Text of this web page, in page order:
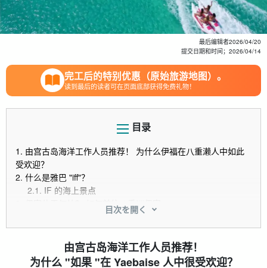
最后编辑者2026/04/20
提交日期和时间； 2026/04/14
完工后的特别优惠（原始旅游地图）。
读到最后的读者可在页面底部获得免费礼物！
目录
1. 由宫古岛海洋工作人员推荐！ 为什么伊福在八重濑人中如此
受欢迎？
2. 什么是雅巴 "iff"？
2.1. IF 的海上景点
伊富位于何处？ 如何前往八重洲伊富
推荐的八重洲伊福游览路线
4.1.浮潜
4.3. 使用无人机拍摄的八重洲之旅
目次を開く
由宫古岛海洋工作人员推荐！
为什么 "如果 "在 Yaebaise 人中很受欢迎？